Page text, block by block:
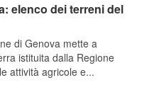
elenco dei terreni del
di Genova mette a
istituita dalla Regione
attività agricole e...